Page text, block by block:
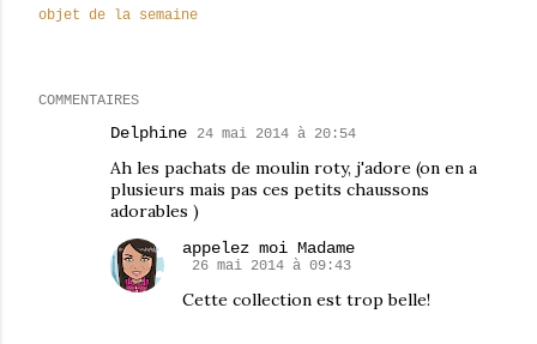
objet de la semaine
COMMENTAIRES
Delphine 24 mai 2014 à 20:54
Ah les pachats de moulin roty, j'adore (on en a
plusieurs mais pas ces petits chaussons
adorables )
appelez moi Madame
26 mai 2014 à 09:43
Cette collection est trop belle!